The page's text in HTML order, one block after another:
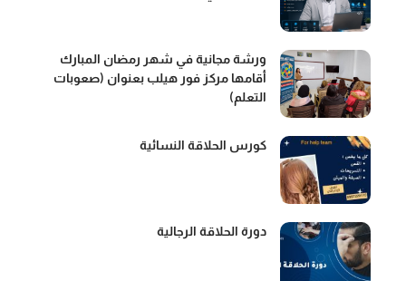
ورشة مجانية في شهر رمضان المبارك
أقامها مركز فور هيلب بعنوان (صعوبات
التعلم)
كورس الحلاقة النسائية
دورة الحلاقة الرجالية